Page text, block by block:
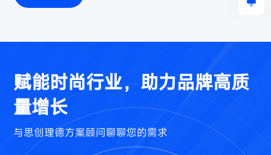
赋能时尚行业，助力品牌高质
量增长
与思创理德方案顾问聊聊您的需求